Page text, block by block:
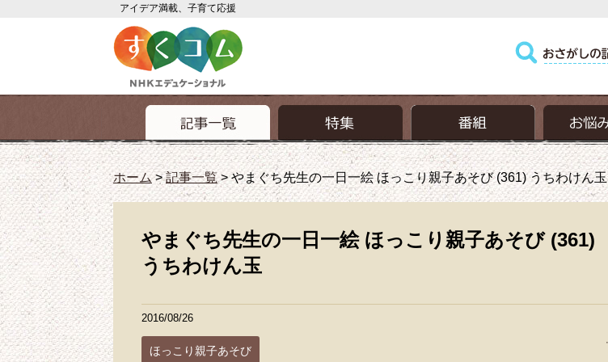
アイデア満載、子育て応援
ホーム>記事一覧>やまぐち先生の一日一絵 ほっこり親子あそび (361) うちわけん玉
やまぐち先生の一日一絵 ほっこり親子あそび (361)
うちわけん玉
2016/08/26
ほっこり親子あそび